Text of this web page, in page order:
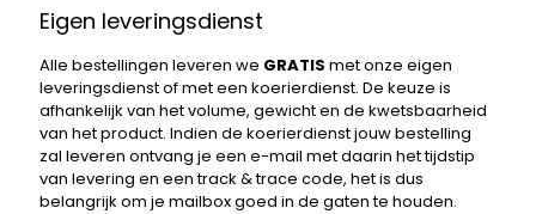
Eigen leveringsdienst
Alle bestellingen leveren we GRATIS met onze eigen
leveringsdienst of met een koerierdienst. De keuze is
afhankelijk van het volume, gewicht en de kwetsbaarheid
van het product. Indien de koerierdienst jouw bestelling
zal leveren ontvang je een e-mail met daarin het tijdstip
van levering en een track & trace code, het is dus
belangrijk om je mailbox goed in de gaten te houden.